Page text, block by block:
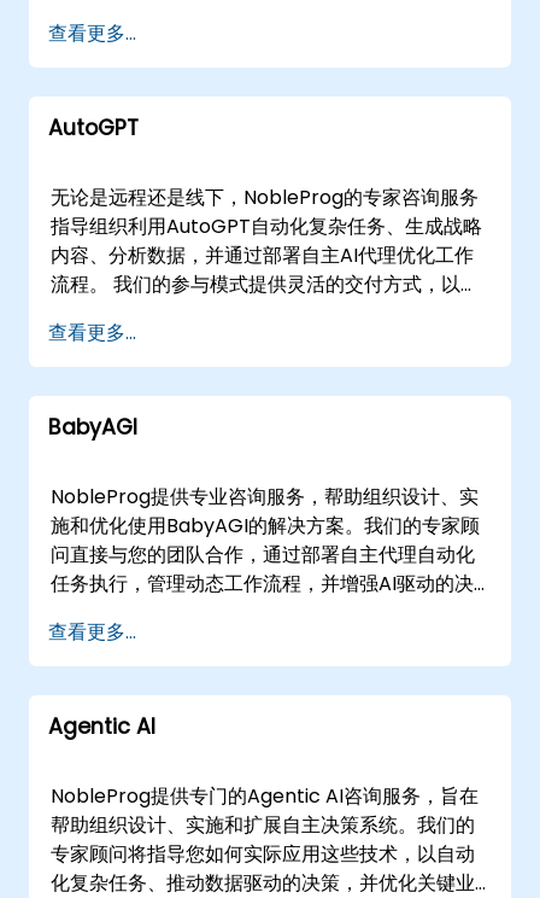
互式远程桌面环境，促进实时分析和解决方案设
计。如需现场支持，我们的顾问可以直接部署到您
在的设施，或从NobleProg在的专门咨询中心进行
操作。 与NobleProg合作，通过专家指导改造您的
优化。
查看更多...
AutoGPT
无论是远程还是线下，NobleProg的专家咨询服务
指导组织利用AutoGPT自动化复杂任务、生成战略
内容、分析数据，并通过部署自主AI代理优化工作
流程。 我们的参与模式提供灵活的交付方式，以满
的远程桌面环境进行，实现实时指导和解决方案设
计。或者，我们提供在您设施的现场咨询服务，或
利用我们在的企业中心促进专注的研讨会和实施规
划。 NobleProg -- 您的本地咨询合作伙伴。
查看更多...
BabyAGI
NobleProg提供专业咨询服务，帮助组织设计、实
施和优化使用BabyAGI的解决方案。我们的专家顾
问直接与您的团队合作，通过部署自主代理自动化
任务执行，管理动态工作流程，并增强AI驱动的决
话。远程咨询通过交互式的远程桌面环境进行，确
保无论身处何地都能无缝协作。线下咨询可以在客
户所在地或NobleProg企业设施进行。 NobleProg
——您的本地咨询合作伙伴
查看更多...
Agentic AI
NobleProg提供专门的Agentic AI咨询服务，旨在
帮助组织设计、实施和扩展自主决策系统。我们的
专家顾问将指导您如何实际应用这些技术，以自动
化复杂任务、推动数据驱动的决策，并优化关键业